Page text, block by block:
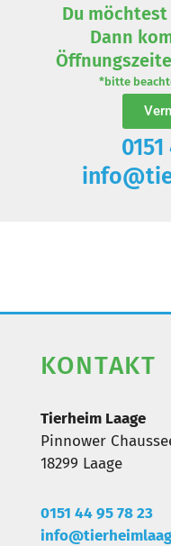
Du
Dann
*bitte
KONTAKT
Tierheim Laage
Pinnower
18299 Laage
0151 44 95 78 23
info@tierheimlaa